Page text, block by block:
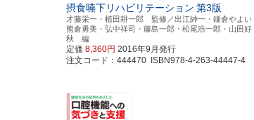
摂食嚥下リハビリテーション 第3版
才藤栄一・植田耕一郎 監修／出江紳一・鎌倉やよい
熊倉勇美・弘中祥司・藤島一郎・松尾浩一郎・山田好
秋 編
定価 8,360円 2016年9月発行
注文コード：444470 ISBN978-4-263-44447-4